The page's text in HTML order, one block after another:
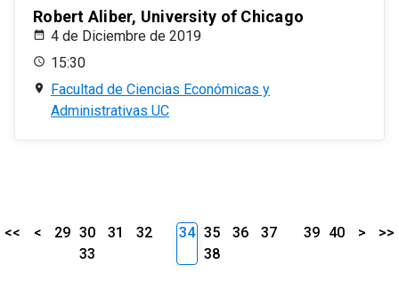
Robert Aliber, University of Chicago
4 de Diciembre de 2019
15:30
Facultad de Ciencias Económicas y
Administrativas UC
<< < 29 30 31
32
33
34 35 36
37
38
39 40 > >>